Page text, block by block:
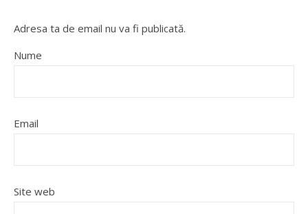
Adresa ta de email nu va fi publicată.
Nume
Email
Site web